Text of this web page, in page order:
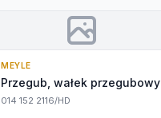
MEYLE
Przegub, wałek przegubowy
014 152 2116/HD